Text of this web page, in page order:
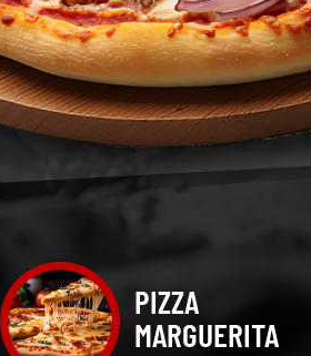
PIZZA
MARGUERITA